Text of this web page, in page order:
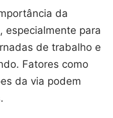
da
especialmente para
de trabalho e
Fatores como
da via podem